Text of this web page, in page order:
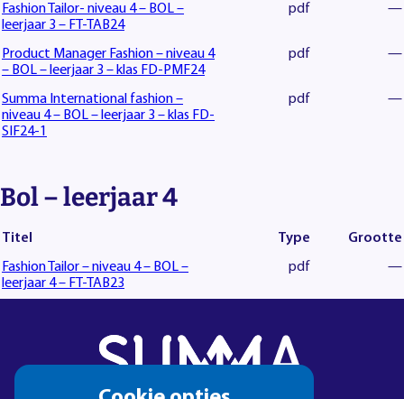
Fashion Tailor- niveau 4 – BOL –
leerjaar 3 – FT-TAB24
pdf —
Product Manager Fashion – niveau 4
– BOL – leerjaar 3 – klas FD-PMF24
pdf —
Summa International fashion –
niveau 4 – BOL – leerjaar 3 – klas FD-
SIF24-1
pdf —
Bol – leerjaar 4
Titel Type
Grootte
Fashion Tailor – niveau 4 – BOL –
leerjaar 4 – FT-TAB23
pdf —